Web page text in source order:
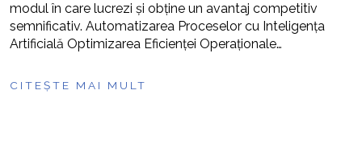
modul în care lucrezi și obține un avantaj competitiv
semnificativ. Automatizarea Proceselor cu Inteligența
Artificială Optimizarea Eficienței Operaționale…
CITEȘTE MAI MULT